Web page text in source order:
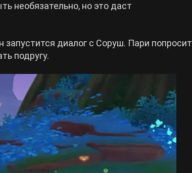
необязательно, но это даст
диалог с Соруш. Пари попросит
подругу.